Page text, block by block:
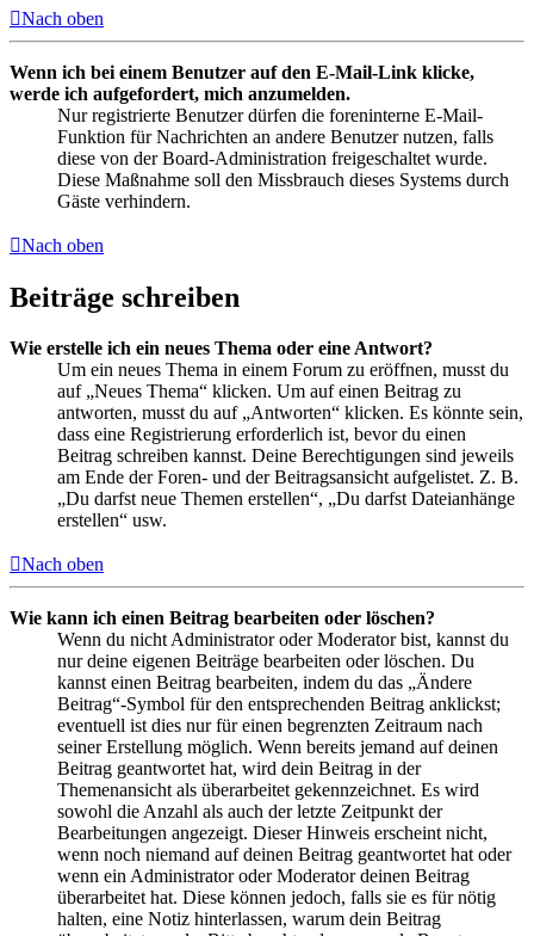
Nach oben
Wenn ich bei einem Benutzer auf den E-Mail-Link klicke,
werde ich aufgefordert, mich anzumelden.
Nur registrierte Benutzer dürfen die foreninterne E-Mail-
Funktion für Nachrichten an andere Benutzer nutzen, falls
diese von der Board-Administration freigeschaltet wurde.
Diese Maßnahme soll den Missbrauch dieses Systems durch
Gäste verhindern.
Nach oben
Beiträge schreiben
Wie erstelle ich ein neues Thema oder eine Antwort?
Um ein neues Thema in einem Forum zu eröffnen, musst du
auf „Neues Thema“ klicken. Um auf einen Beitrag zu
antworten, musst du auf „Antworten“ klicken. Es könnte sein,
dass eine Registrierung erforderlich ist, bevor du einen
Beitrag schreiben kannst. Deine Berechtigungen sind jeweils
am Ende der Foren- und der Beitragsansicht aufgelistet. Z. B.
„Du darfst neue Themen erstellen“, „Du darfst Dateianhänge
erstellen“ usw.
Nach oben
Wie kann ich einen Beitrag bearbeiten oder löschen?
Wenn du nicht Administrator oder Moderator bist, kannst du
nur deine eigenen Beiträge bearbeiten oder löschen. Du
kannst einen Beitrag bearbeiten, indem du das „Ändere
Beitrag“-Symbol für den entsprechenden Beitrag anklickst;
eventuell ist dies nur für einen begrenzten Zeitraum nach
seiner Erstellung möglich. Wenn bereits jemand auf deinen
Beitrag geantwortet hat, wird dein Beitrag in der
Themenansicht als überarbeitet gekennzeichnet. Es wird
sowohl die Anzahl als auch der letzte Zeitpunkt der
Bearbeitungen angezeigt. Dieser Hinweis erscheint nicht,
wenn noch niemand auf deinen Beitrag geantwortet hat oder
wenn ein Administrator oder Moderator deinen Beitrag
überarbeitet hat. Diese können jedoch, falls sie es für nötig
halten, eine Notiz hinterlassen, warum dein Beitrag